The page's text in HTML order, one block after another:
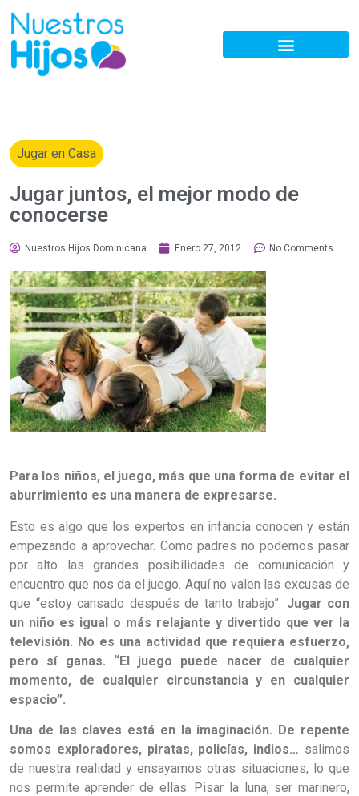
Jugar en Casa
Jugar juntos, el mejor modo de
conocerse
Nuestros Hijos Dominicana Enero 27, 2012 No Comments
Para los niños, el juego, más que una forma de evitar el
aburrimiento es una manera de expresarse.
Esto es algo que los expertos en infancia conocen y están
empezando a aprovechar. Como padres no podemos pasar
por alto las grandes posibilidades de comunicación y
encuentro que nos da el juego. Aquí no valen las excusas de
que “estoy cansado después de tanto trabajo”. Jugar con
un niño es igual o más relajante y divertido que ver la
televisión. No es una actividad que requiera esfuerzo,
pero sí ganas. “El juego puede nacer de cualquier
momento, de cualquier circunstancia y en cualquier
espacio”.
Una de las claves está en la imaginación. De repente
somos exploradores, piratas, policías, indios… salimos
de nuestra realidad y ensayamos otras situaciones, lo que
nos permite aprender de ellas. Pisar la luna, ser marinero,